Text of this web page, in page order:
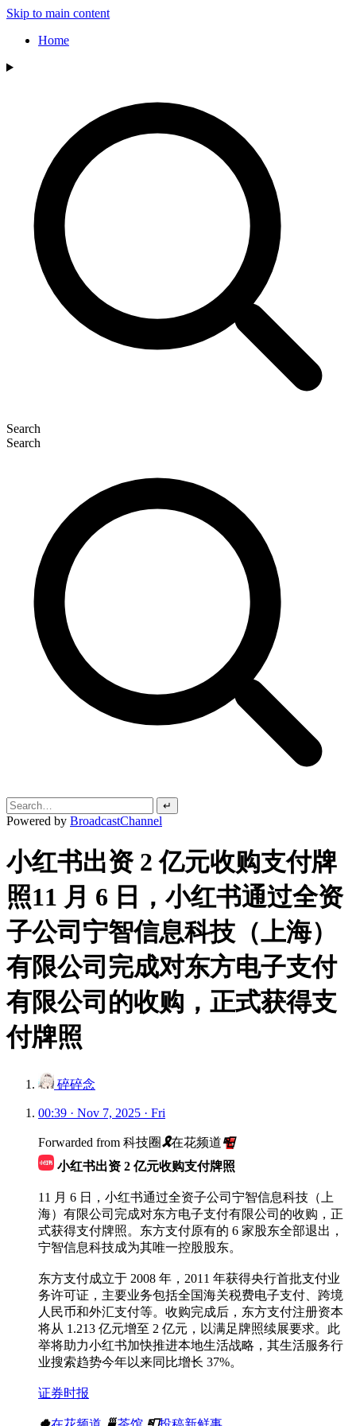
Skip to main content
Home
Search
Search
↵
Powered by BroadcastChannel
小红书出资 2 亿元收购支付牌
照11 月 6 日，小红书通过全资
子公司宁智信息科技（上海）
有限公司完成对东方电子支付
有限公司的收购，正式获得支
付牌照
碎碎念
00:39 · Nov 7, 2025 · Fri
Forwarded from 科技圈🎗在花频道📮
小红书出资 2 亿元收购支付牌照
11 月 6 日，小红书通过全资子公司宁智信息科技（上
海）有限公司完成对东方电子支付有限公司的收购，正
式获得支付牌照。东方支付原有的 6 家股东全部退出，
宁智信息科技成为其唯一控股股东。
东方支付成立于 2008 年，2011 年获得央行首批支付业
务许可证，主要业务包括全国海关税费电子支付、跨境
人民币和外汇支付等。收购完成后，东方支付注册资本
将从 1.213 亿元增至 2 亿元，以满足牌照续展要求。此
举将助力小红书加快推进本地生活战略，其生活服务行
业搜索趋势今年以来同比增长 37%。
证券时报